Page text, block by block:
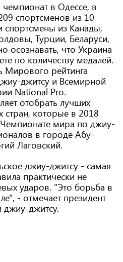
в Одессе, в
спортсменов из 10
спортсмены из Канады,
Турции, Беларуси,
осознавать, что Украина
по количеству медалей.
Мирового рейтинга
джитсу и Всемирной
National Pro.
отобрать лучших
стран, которые в 2018
Чемпионате мира по джиу-
в городе Абу-
Лаговский.
джиу-джитсу - самая
практически не
ударов. "Это борьба в
- отмечает президент
джиу-джитсу.